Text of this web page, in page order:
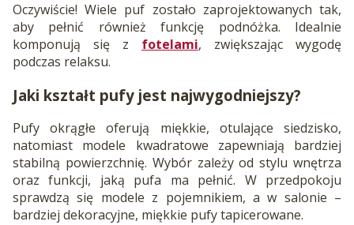
Oczywiście! Wiele puf zostało zaprojektowanych tak,
aby pełnić również funkcję podnóżka. Idealnie
komponują się z fotelami, zwiększając wygodę
podczas relaksu.
Jaki kształt pufy jest najwygodniejszy?
Pufy okrągłe oferują miękkie, otulające siedzisko,
natomiast modele kwadratowe zapewniają bardziej
stabilną powierzchnię. Wybór zależy od stylu wnętrza
oraz funkcji, jaką pufa ma pełnić. W przedpokoju
sprawdzą się modele z pojemnikiem, a w salonie –
bardziej dekoracyjne, miękkie pufy tapicerowane.